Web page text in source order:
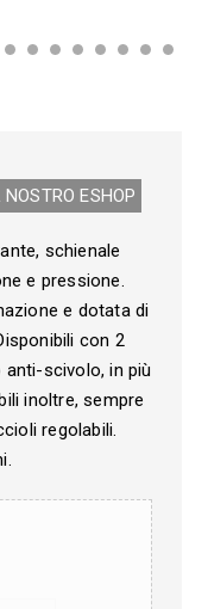
E­SHOP
schienale
e pressione.
e dotata di
con 2
scivolo, in più
inoltre, sempre
regolabili.